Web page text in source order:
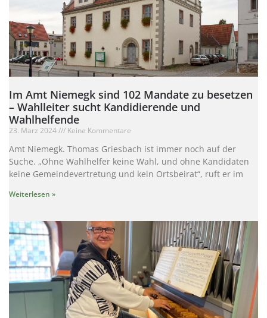
Im Amt Niemegk sind 102 Mandate zu besetzen
– Wahlleiter sucht Kandidierende und
Wahlhelfende
23. März 2024 Keine Kommentare
Amt Niemegk. Thomas Griesbach ist immer noch auf der
Suche. „Ohne Wahlhelfer keine Wahl, und ohne Kandidaten
keine Gemeindevertretung und kein Ortsbeirat“, ruft er im
Weiterlesen »